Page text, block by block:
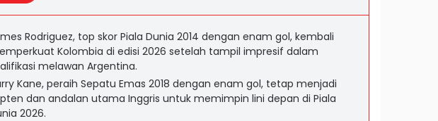
Rodriguez, top skor Piala Dunia 2014 dengan enam gol, kembali
Kolombia di edisi 2026 setelah tampil impresif dalam
melawan Argentina.
Kane, peraih Sepatu Emas 2018 dengan enam gol, tetap menjadi
dan andalan utama Inggris untuk memimpin lini depan di Piala
2026.